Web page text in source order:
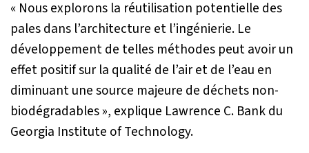
« Nous explorons la réutilisation potentielle des
pales dans l’architecture et l’ingénierie. Le
développement de telles méthodes peut avoir un
effet positif sur la qualité de l’air et de l’eau en
diminuant une source majeure de déchets non-
biodégradables», explique Lawrence C. Bank du
Georgia Institute of Technology.